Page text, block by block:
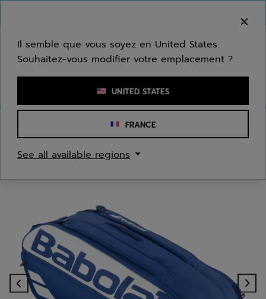
Saisir un mot clé ou un numéro d'article
Previous
Il semble que vous soyez en United States.
Souhaitez-vous modifier votre emplacement ?
UNITED STATES
FRANCE
See all available regions